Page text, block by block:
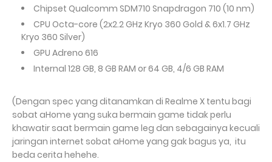
Chipset Qualcomm SDM710 Snapdragon 710 (10 nm)
CPU Octa-core (2x2.2 GHz Kryo 360 Gold & 6x1.7 GHz
Kryo 360 Silver)
GPU Adreno 616
Internal 128 GB, 8 GB RAM or 64 GB, 4/6 GB RAM
(Dengan spec yang ditanamkan di Realme X tentu bagi
sobat aHome yang suka bermain game tidak perlu
khawatir saat bermain game leg dan sebagainya kecuali
jaringan internet sobat aHome yang gak bagus ya, itu
beda cerita hehehe.